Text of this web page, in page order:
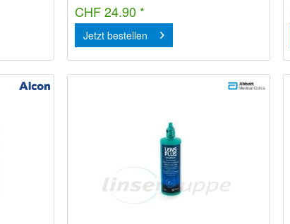
CHF 24.90 *
Jetzt bestellen